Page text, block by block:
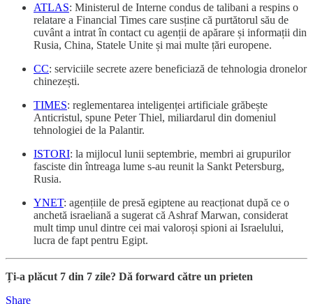
ATLAS: Ministerul de Interne condus de talibani a respins o
relatare a Financial Times care susține că purtătorul său de
cuvânt a intrat în contact cu agenții de apărare și informații din
Rusia, China, Statele Unite și mai multe țări europene.
CC: serviciile secrete azere beneficiază de tehnologia dronelor
chinezești.
TIMES: reglementarea inteligenței artificiale grăbește
Anticristul, spune Peter Thiel, miliardarul din domeniul
tehnologiei de la Palantir.
ISTORI: la mijlocul lunii septembrie, membri ai grupurilor
fasciste din întreaga lume s-au reunit la Sankt Petersburg,
Rusia.
YNET: agențiile de presă egiptene au reacționat după ce o
anchetă israeliană a sugerat că Ashraf Marwan, considerat
mult timp unul dintre cei mai valoroși spioni ai Israelului,
lucra de fapt pentru Egipt.
Ți-a plăcut 7 din 7 zile? Dă forward către un prieten
Share